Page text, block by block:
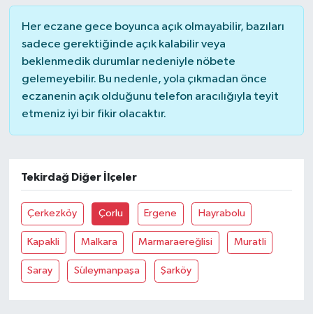
Her eczane gece boyunca açık olmayabilir, bazıları
sadece gerektiğinde açık kalabilir veya
beklenmedik durumlar nedeniyle nöbete
gelemeyebilir. Bu nedenle, yola çıkmadan önce
eczanenin açık olduğunu telefon aracılığıyla teyit
etmeniz iyi bir fikir olacaktır.
Tekirdağ Diğer İlçeler
Çerkezköy Çorlu Ergene Hayrabolu
Kapakli Malkara Marmaraereğlisi Muratli
Saray Süleymanpaşa Şarköy